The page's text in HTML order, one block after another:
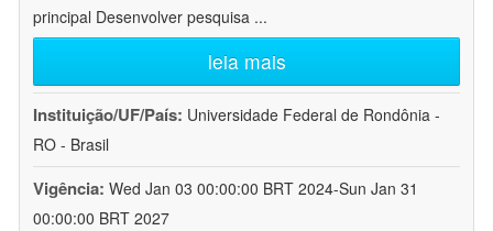
principal Desenvolver pesquisa ...
leia mais
Instituição/UF/País: Universidade Federal de Rondônia -
RO - Brasil
Vigência: Wed Jan 03 00:00:00 BRT 2024-Sun Jan 31
00:00:00 BRT 2027